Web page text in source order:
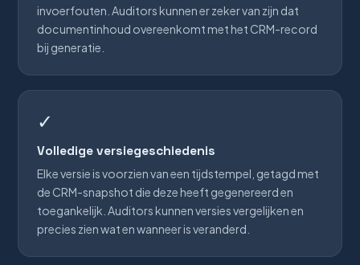
invoerfouten. Auditors kunnen er zeker van zijn dat
documentinhoud overeenkomt met het CRM-record
bij generatie.
✓
Volledige versiegeschiedenis
Elke versie is voorzien van een tijdstempel, getagd met
de CRM-snapshot die deze heeft gegenereerd en
toegankelijk. Auditors kunnen versies vergelijken en
precies zien wat en wanneer is veranderd.